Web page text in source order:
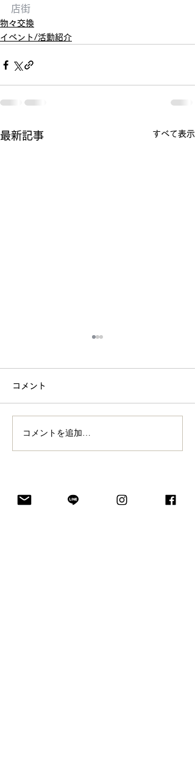
店街
物々交換
イベント/活動紹介
最新記事 すべて表示
前に始まる
のは今から10年前、2014年
のこと。とある出来事がきっ
コメント
コメントを追加…